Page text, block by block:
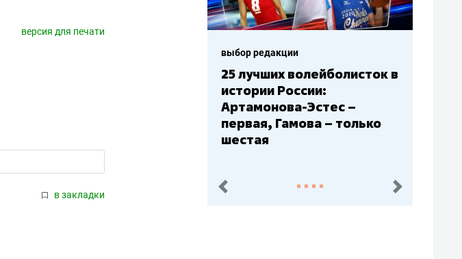
версия для печати
в закладки
выбор редакции
Бюджеты клубов КХЛ: СКА
– главный мажор, «Ак
Барс» – второй, «Салават
Юлаев» – середняк
пред. след.